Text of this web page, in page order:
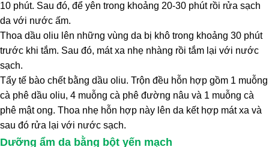
10 phút. Sau đó, để yên trong khoảng 20-30 phút rồi rửa sạch
da với nước ấm.
Thoa dầu oliu lên những vùng da bị khô trong khoảng 30 phút
trước khi tắm. Sau đó, mát xa nhẹ nhàng rồi tắm lại với nước
sạch.
Tẩy tế bào chết bằng dầu oliu. Trộn đều hỗn hợp gồm 1 muỗng
cà phê dầu oliu, 4 muỗng cà phê đường nâu và 1 muỗng cà
phê mật ong. Thoa nhẹ hỗn hợp này lên da kết hợp mát xa và
sau đó rửa lại với nước sạch.
Dưỡng ẩm da bằng bột yến mạch